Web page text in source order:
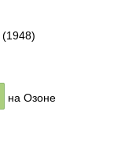
(1948)
на Озоне